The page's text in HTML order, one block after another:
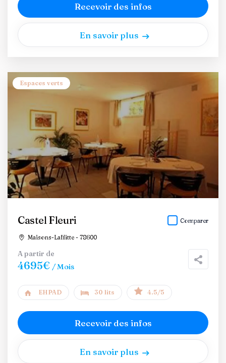
Recevoir des infos
En savoir plus
Espaces verts
Castel Fleuri
Maisons-Laffitte - 78600
Comparer
A partir de
4695€ / Mois
EHPAD 30 lits 4.5/5
Recevoir des infos
En savoir plus